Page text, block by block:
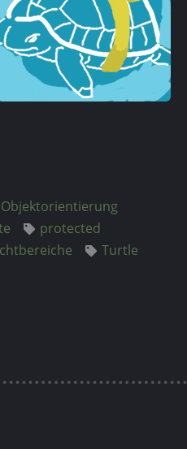
Objektorientierung
protected
Turtle